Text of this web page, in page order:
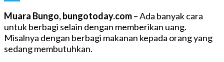
Muara Bungo, bungotoday.com– Ada banyak cara
untuk berbagi selain dengan memberikan uang.
Misalnya dengan berbagi makanan kepada orang yang
sedang membutuhkan.